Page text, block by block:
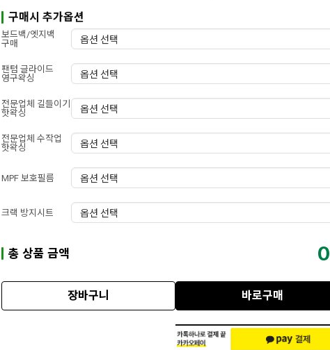
구매시 추가옵션
보드백/엣지백
구매
팬텀 글라이드
영구왁싱
전문업체 길들이기
핫왁싱
전문업체 수작업
핫왁싱
MPF 보호필름
크랙 방지시트
총 상품 금액 0
장바구니 바로구매